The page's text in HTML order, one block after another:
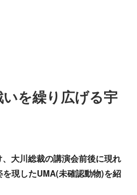
を繰り広げる宇
大川総裁の講演会前後に現れ
現したUMA(未確認動物)を紹